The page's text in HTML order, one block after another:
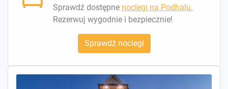
Sprawdź dostępne noclegi na Podhalu.
Rezerwuj wygodnie i bezpiecznie!
Sprawdź noclegi